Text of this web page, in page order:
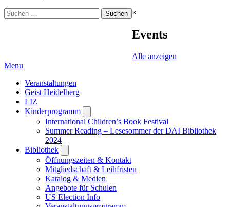
Suchen
nach:
×
Events
Alle anzeigen
Menu
Veranstaltungen
Geist Heidelberg
LIZ
Kinderprogramm
submenu
International Children’s Book Festival
Summer Reading – Lesesommer der DAI Bibliothek
2024
Bibliothek
submenu
Öffnungszeiten & Kontakt
Mitgliedschaft & Leihfristen
Katalog & Medien
Angebote für Schulen
US Election Info